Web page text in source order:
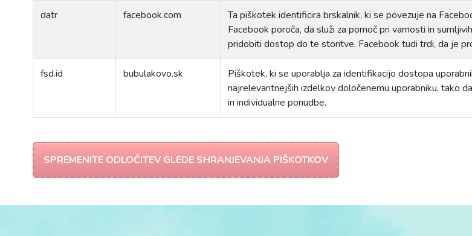
datr facebook.com
Ta piškotek identificira brskalnik, ki se povezuje na
Facebook poroča, da služi za pomoč pri varnosti in
pridobiti dostop do te storitve. Facebook tudi trdi, da je
fsd.id bubulakovo.sk
Piškotek, ki se uporablja za identifikacijo dostopa
najrelevantnejših izdelkov določenemu uporabniku, tako
in individualne ponudbe.
SPREMENITE ODLOČITEV GLEDE SHRANJEVANJA PIŠKOTKOV